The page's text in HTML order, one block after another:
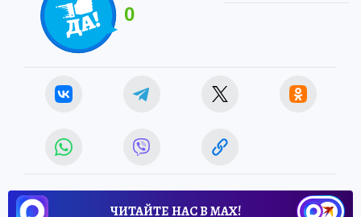
0
ЧИТАЙТЕ НАС В МАХ!